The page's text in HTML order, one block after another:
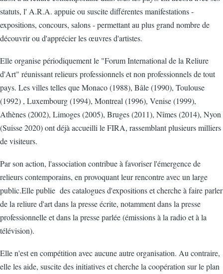
statuts, l' A.R.A. appuie ou suscite différentes manifestations -
expositions, concours, salons - permettant au plus grand nombre de
découvrir ou d'apprécier les œuvres d'artistes.
Elle organise périodiquement le "Forum International de la Reliure
d'Art" réunissant relieurs professionnels et non professionnels de tout
pays. Les villes telles que Monaco (1988), Bâle (1990), Toulouse
(1992) , Luxembourg (1994), Montreal (1996), Venise (1999),
Athènes (2002), Limoges (2005), Bruges (2011), Nîmes (2014), Nyon
(Suisse 2020) ont déjà accueilli le FIRA, rassemblant plusieurs milliers
de visiteurs.
Par son action, l'association contribue à favoriser l'émergence de
relieurs contemporains, en provoquant leur rencontre avec un large
public.Elle publie des catalogues d'expositions et cherche à faire parler
de la reliure d'art dans la presse écrite, notamment dans la presse
professionnelle et dans la presse parlée (émissions à la radio et à la
télévision).
Elle n'est en compétition avec aucune autre organisation. Au contraire,
elle les aide, suscite des initiatives et cherche la coopération sur le plan